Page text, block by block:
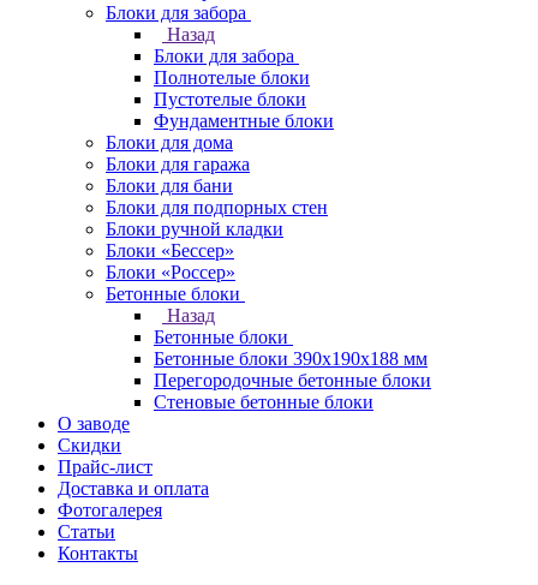
Блоки для забора
Назад
Блоки для забора
Полнотелые блоки
Пустотелые блоки
Фундаментные блоки
Блоки для дома
Блоки для гаража
Блоки для бани
Блоки для подпорных стен
Блоки ручной кладки
Блоки «Бессер»
Блоки «Россер»
Бетонные блоки
Назад
Бетонные блоки
Бетонные блоки 390х190х188 мм
Перегородочные бетонные блоки
Стеновые бетонные блоки
О заводе
Скидки
Прайс-лист
Доставка и оплата
Фотогалерея
Статьи
Контакты